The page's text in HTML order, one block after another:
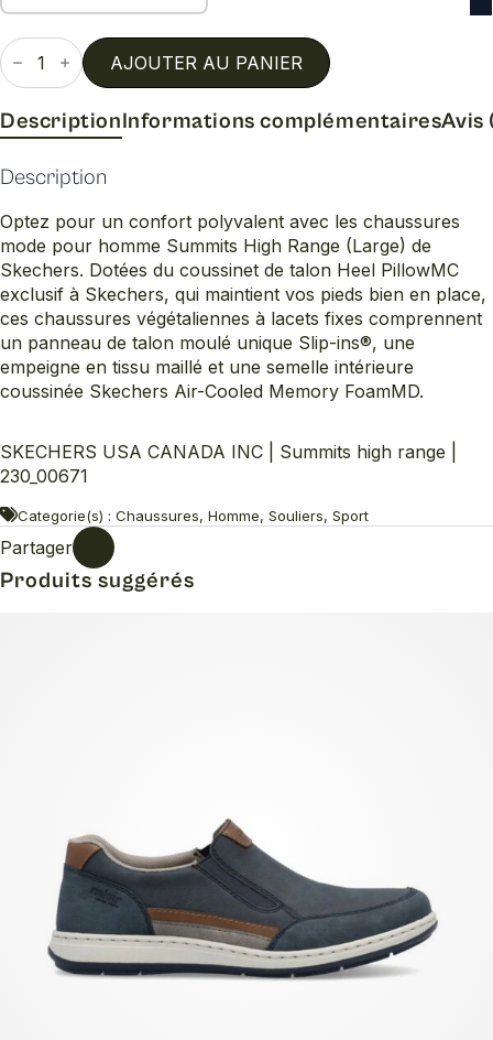
quantité
de
Summits
range
AJOUTER AU PANIER
DescriptionInformations complémentairesAvis
Description
Optez pour un confort polyvalent avec les chaussures
mode pour homme Summits High Range (Large) de
Skechers. Dotées du coussinet de talon Heel PillowMC
exclusif à Skechers, qui maintient vos pieds bien en place,
ces chaussures végétaliennes à lacets fixes comprennent
un panneau de talon moulé unique Slip-ins®, une
empeigne en tissu maillé et une semelle intérieure
coussinée Skechers Air-Cooled Memory FoamMD.
SKECHERS USA CANADA INC | Summits high range |
230_00671
Categorie(s) : Chaussures, Homme, Souliers, Sport
Partager
Produits suggérés